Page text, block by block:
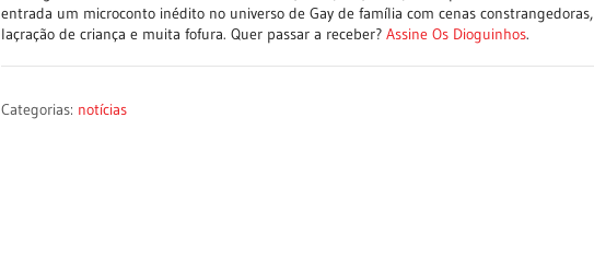
entrada um microconto inédito no universo de Gay de família com cenas constrangedoras,
laçração de criança e muita fofura. Quer passar a receber? Assine Os Dioguinhos.
Categorias: notícias